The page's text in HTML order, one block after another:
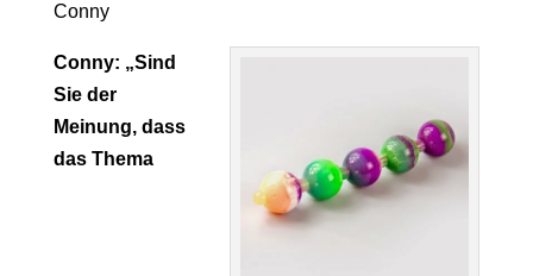
Conny
Conny: „Sind
Sie der
Meinung, dass
das Thema